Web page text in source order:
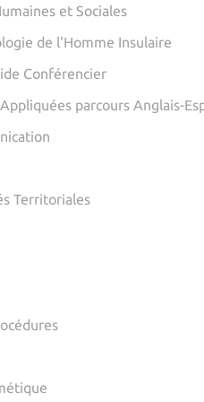
et Sociales
de l'Homme Insulaire
Conférencier
parcours Anglais-
Territoriales